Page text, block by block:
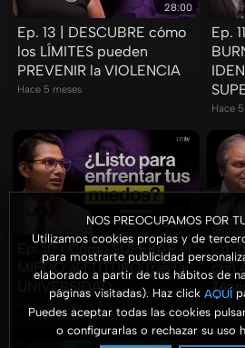
NOS PREOCUPAMOS POR
Utilizamos cookies propias y de
para mostrarte publicidad
elaborado a partir de tus hábitos de
páginas visitadas). Haz click AQUÍ
Puedes aceptar todas las cookies
o configurarlas o rechazar su uso
28:00
Ep. 13 | DESCUBRE cómo
los LÍMITES pueden
PREVENIR la VIOLENCIA
Hace 5 meses
Ep.
Hace
28:00
Ep. 10 | Cómo SUPERAR el
MIEDO al FUTURO tras la
UNIVERSIDAD
Hace 5 meses
Ep.
con
Hace